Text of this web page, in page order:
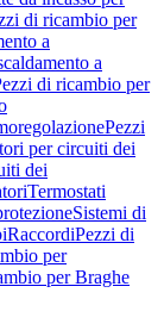
di ricambio per
a
a
di ricambio per
Pezzi
per circuiti dei
dei
Termostati
Sistemi di
RaccordiPezzi di
per
per Braghe